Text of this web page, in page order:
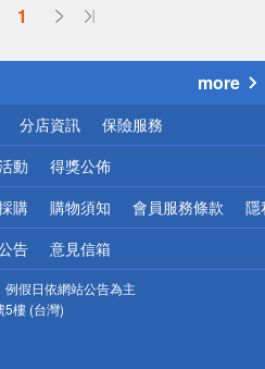
1
心！
more
分店資訊 保險服務
動 得獎公佈
購 購物須知 會員服務條款 隱
告 意見信箱
假日依網站公告為主
5樓 (台灣)